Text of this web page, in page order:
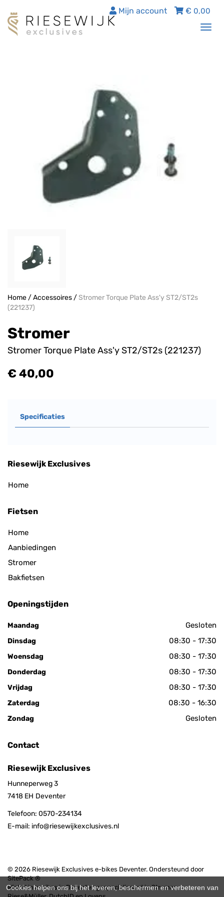
€ 0,00
Mijn account
Home/Accessoires/Stromer Torque Plate Ass'y ST2/ST2s
(221237)
Stromer
Stromer Torque Plate Ass'y ST2/ST2s (221237)
€ 40,00
Specificaties
Riesewijk Exclusives
Home
Fietsen
Home
Aanbiedingen
Stromer
Bakfietsen
Openingstijden
Maandag Gesloten
Dinsdag 08:30 - 17:30
Woensdag 08:30 - 17:30
Donderdag 08:30 - 17:30
Vrijdag 08:30 - 17:30
Zaterdag 08:30 - 16:30
Zondag Gesloten
Contact
Riesewijk Exclusives
Hunneperweg 3
7418 EH Deventer
Telefoon: 0570-234134
E-mail: info@riesewijkexclusives.nl
© 2026 Riesewijk Exclusives e-bikes Deventer. Ondersteund door
SitePack ®
Winkel in e-bikes in Deventer, gespecialiseerd in Stromer,
Cookies helpen ons bij het leveren, beschermen en verbeteren van